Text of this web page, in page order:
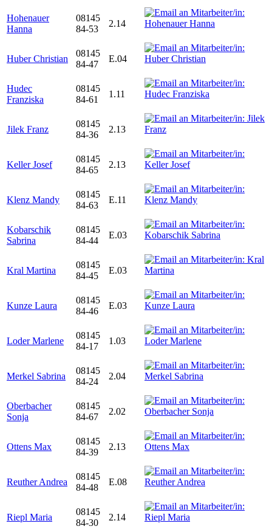
Hohenauer
Hanna
08145
84-53
2.14
Huber Christian
08145
84-47
E.04
Hudec
Franziska
08145
84-61
1.11
Jilek Franz
08145
84-36
2.13
Keller Josef
08145
84-65
2.13
Klenz Mandy
08145
84-63
E.11
Kobarschik
Sabrina
08145
84-44
E.03
Kral Martina
08145
84-45
E.03
Kunze Laura
08145
84-46
E.03
Loder Marlene
08145
84-17
1.03
Merkel Sabrina
08145
84-24
2.04
Oberbacher
Sonja
08145
84-67
2.02
Ottens Max
08145
84-39
2.13
Reuther Andrea
08145
84-48
E.08
Riepl Maria
08145
84-30
2.14